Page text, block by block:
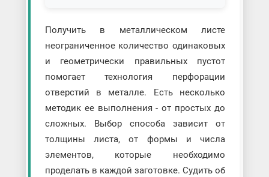
Получить в металлическом листе
неограниченное количество одинаковых
и геометрически правильных пустот
помогает технология перфорации
отверстий в металле. Есть несколько
методик ее выполнения - от простых до
сложных. Выбор способа зависит от
толщины листа, от формы и числа
элементов, которые необходимо
проделать в каждой заготовке. Судить об